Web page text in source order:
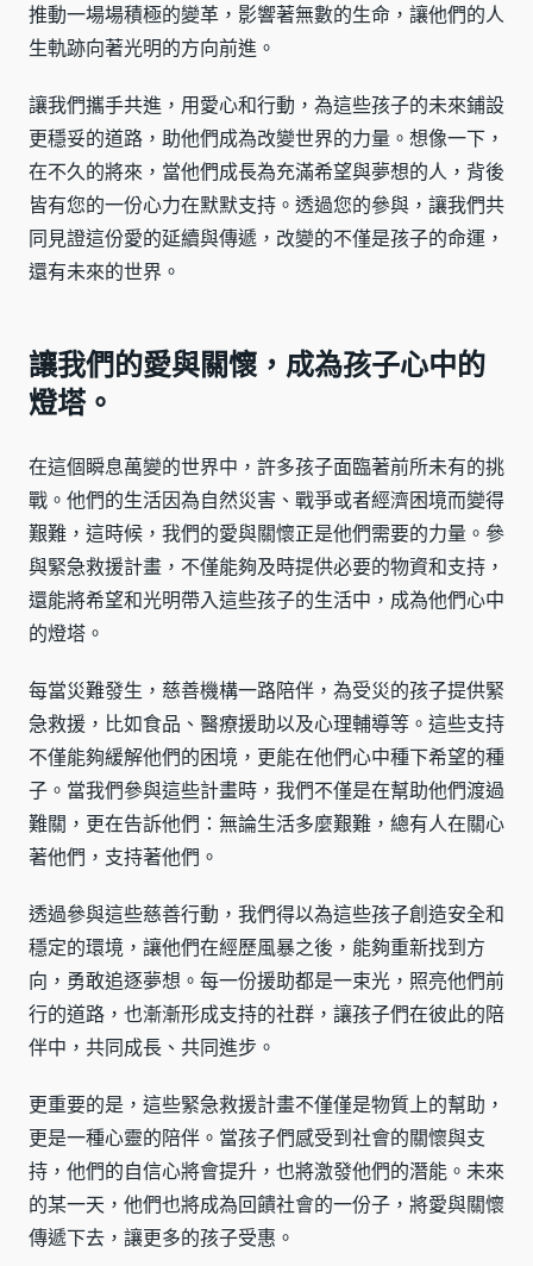
推動一場場積極的變革，影響著無數的生命，讓他們的人
生軌跡向著光明的方向前進。
讓我們攜手共進，用愛心和行動，為這些孩子的未來鋪設
更穩妥的道路，助他們成為改變世界的力量。想像一下，
在不久的將來，當他們成長為充滿希望與夢想的人，背後
皆有您的一份心力在默默支持。透過您的參與，讓我們共
同見證這份愛的延續與傳遞，改變的不僅是孩子的命運，
還有未來的世界。
讓我們的愛與關懷，成為孩子心中的
燈塔。
在這個瞬息萬變的世界中，許多孩子面臨著前所未有的挑
戰。他們的生活因為自然災害、戰爭或者經濟困境而變得
艱難，這時候，我們的愛與關懷正是他們需要的力量。參
與緊急救援計畫，不僅能夠及時提供必要的物資和支持，
還能將希望和光明帶入這些孩子的生活中，成為他們心中
的燈塔。
每當災難發生，慈善機構一路陪伴，為受災的孩子提供緊
急救援，比如食品、醫療援助以及心理輔導等。這些支持
不僅能夠緩解他們的困境，更能在他們心中種下希望的種
子。當我們參與這些計畫時，我們不僅是在幫助他們渡過
難關，更在告訴他們：無論生活多麼艱難，總有人在關心
著他們，支持著他們。
透過參與這些慈善行動，我們得以為這些孩子創造安全和
穩定的環境，讓他們在經歷風暴之後，能夠重新找到方
向，勇敢追逐夢想。每一份援助都是一束光，照亮他們前
行的道路，也漸漸形成支持的社群，讓孩子們在彼此的陪
伴中，共同成長、共同進步。
更重要的是，這些緊急救援計畫不僅僅是物質上的幫助，
更是一種心靈的陪伴。當孩子們感受到社會的關懷與支
持，他們的自信心將會提升，也將激發他們的潛能。未來
的某一天，他們也將成為回饋社會的一份子，將愛與關懷
傳遞下去，讓更多的孩子受惠。